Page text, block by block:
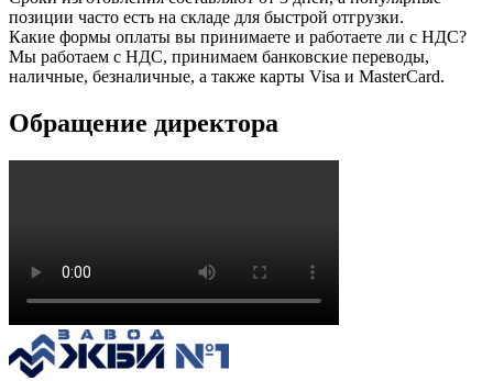
позиции часто есть на складе для быстрой отгрузки.
Какие формы оплаты вы принимаете и работаете ли с НДС?
Мы работаем с НДС, принимаем банковские переводы,
наличные, безналичные, а также карты Visa и MasterCard.
Обращение директора